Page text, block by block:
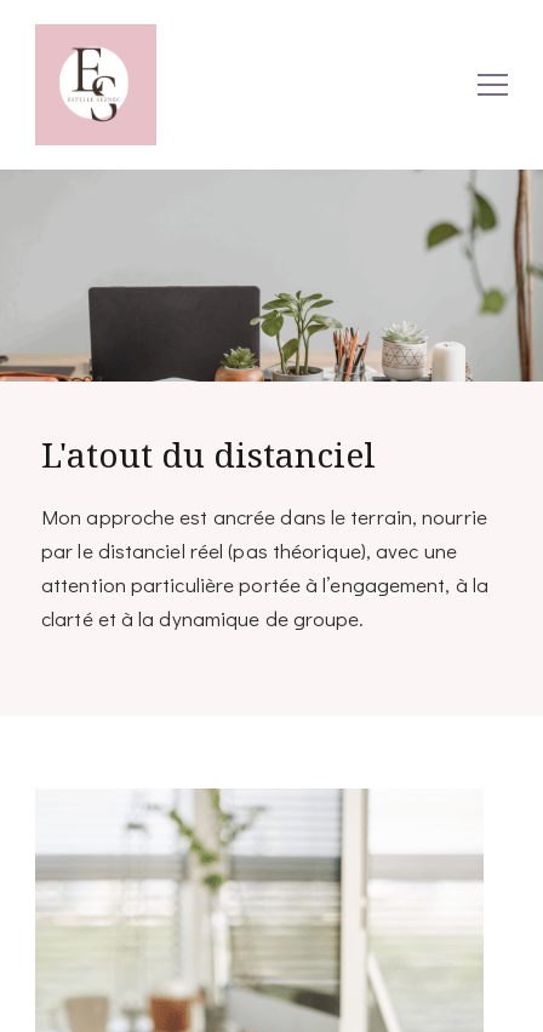
Estelle Seznec – Conseils et
services pour formateurs à
L'atout du distanciel
Mon approche est ancrée dans le terrain, nourrie
par le distanciel réel (pas théorique), avec une
attention particulière portée à l’engagement, à la
clarté et à la dynamique de groupe.